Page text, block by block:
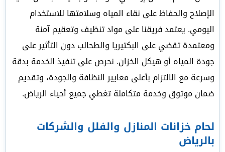
الإصلاح والحفاظ على نقاء المياه وسلامتها للاستخدام
اليومي. يعتمد فريقنا على مواد تنظيف وتعقيم آمنة
ومعتمدة تقضي على البكتيريا والطحالب دون التأثير على
جودة المياه أو هيكل الخزان. نحرص على تنفيذ الخدمة بدقة
وسرعة مع الالتزام بأعلى معايير النظافة والجودة، وتقديم
ضمان موثوق وخدمة متكاملة تغطي جميع أحياء الرياض.
لحام خزانات المنازل والفلل والشركات
بالرياض